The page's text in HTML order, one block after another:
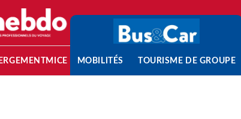
MICE MOBILITÉS TOURISME DE GROUPE